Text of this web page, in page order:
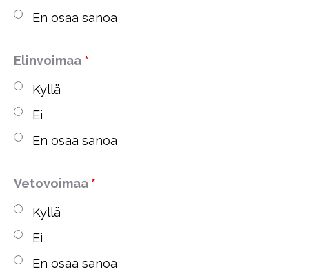
En osaa sanoa
Elinvoimaa *
Kyllä
Ei
En osaa sanoa
Vetovoimaa *
Kyllä
Ei
En osaa sanoa